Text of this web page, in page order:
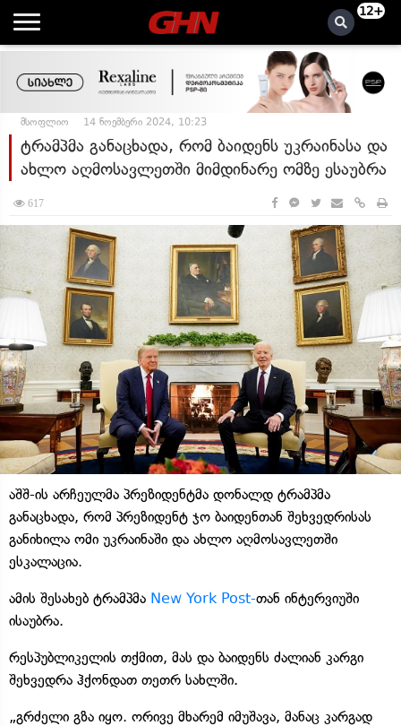
12+
მსოფლიო 14 ნოემბერი 2024, 10:23
ტრამპმა განაცხადა, რომ ბაიდენს უკრაინასა და
ახლო აღმოსავლეთში მიმდინარე ომზე ესაუბრა
617
აშშ-ის არჩეულმა პრეზიდენტმა დონალდ ტრამპმა
განაცხადა, რომ პრეზიდენტ ჯო ბაიდენთან შეხვედრისას
განიხილა ომი უკრაინაში და ახლო აღმოსავლეთში
ესკალაცია.
ამის შესახებ ტრამპმა New York Post-თან ინტერვიუში
ისაუბრა.
რესპუბლიკელის თქმით, მას და ბაიდენს ძალიან კარგი
შეხვედრა ჰქონდათ თეთრ სახლში.
„გრძელი გზა იყო. ორივე მხარემ იმუშავა, მანაც კარგად